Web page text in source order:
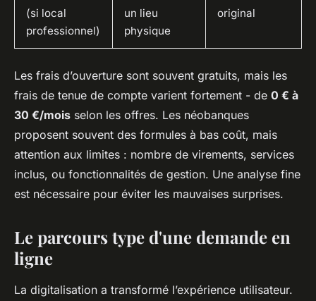
(si local
professionnel)
un lieu
physique
original
Les frais d’ouverture sont souvent gratuits, mais les
frais de tenue de compte varient fortement - de 0 € à
30 €/mois selon les offres. Les néobanques
proposent souvent des formules à bas coût, mais
attention aux limites : nombre de virements, services
inclus, ou fonctionnalités de gestion. Une analyse fine
est nécessaire pour éviter les mauvaises surprises.
Le parcours type d'une demande en
ligne
La digitalisation a transformé l’expérience utilisateur.